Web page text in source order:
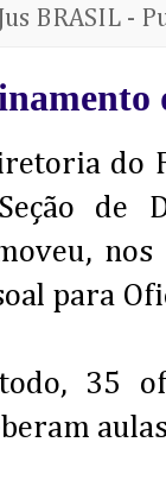
BRASIL -
do
de
para
35